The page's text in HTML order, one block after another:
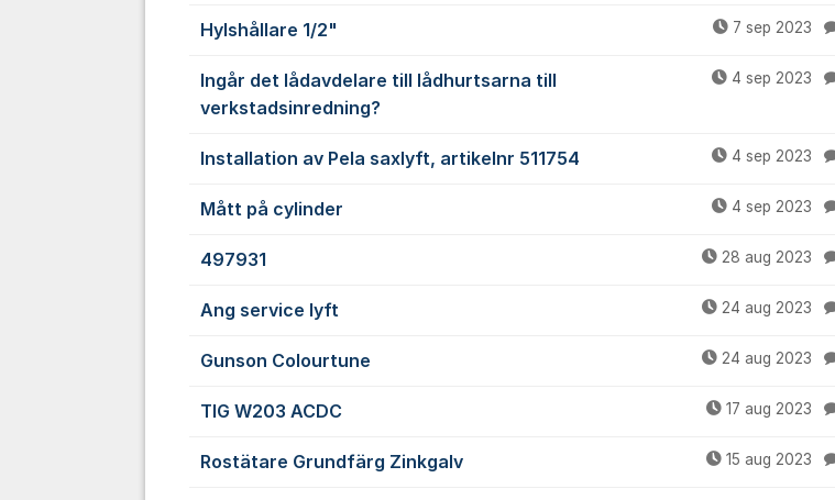
Hylshållare 1/2" 7 sep 2023
Ingår det lådavdelare till lådhurtsarna till
verkstadsinredning?
4 sep 2023
Installation av Pela saxlyft, artikelnr 511754 4 sep 2023
Mått på cylinder 4 sep 2023
497931 28 aug 2023
Ang service lyft 24 aug 2023
Gunson Colourtune 24 aug 2023
TIG W203 ACDC 17 aug 2023
Rostätare Grundfärg Zinkgalv 15 aug 2023